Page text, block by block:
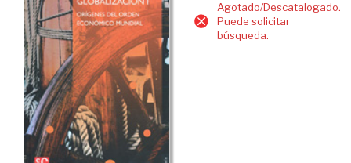
Agotado/Descatalogado.
Puede solicitar
búsqueda.